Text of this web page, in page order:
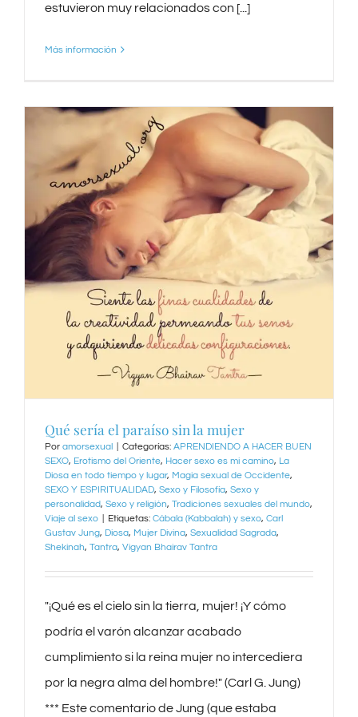
estuvieron muy relacionados con [...]
Más información
Qué sería el paraíso sin la mujer
Por amorsexual Categorías: APRENDIENDO A HACER BUEN
SEXO, Erotismo del Oriente, Hacer sexo es mi camino, La
Diosa en todo tiempo y lugar, Magia sexual de Occidente,
SEXO Y ESPIRITUALIDAD, Sexo y Filosofía, Sexo y
personalidad, Sexo y religión, Tradiciones sexuales del mundo,
Viaje al sexo
Etiquetas: Cábala (Kabbalah) y sexo, Carl
Gustav Jung, Diosa, Mujer Divina, Sexualidad Sagrada,
Shekinah, Tantra, Vigyan Bhairav Tantra
"¡Qué es el cielo sin la tierra, mujer! ¡Y cómo
podría el varón alcanzar acabado
cumplimiento si la reina mujer no intercediera
por la negra alma del hombre!" (Carl G. Jung)
*** Este comentario de Jung (que estaba